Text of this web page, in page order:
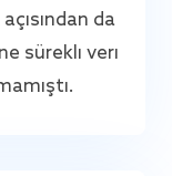
da
sürekli veri